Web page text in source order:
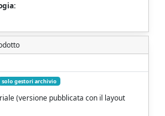
solo gestori archivio
(versione pubblicata con il layout